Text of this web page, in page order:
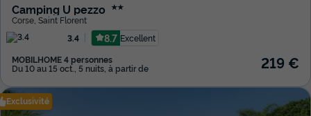
Camping U pezzo ★★
Corse Saint Florent
3.4
8.7 Excellent
MOBILHOME 4 personnes
Du 10 au 15 oct., 5 nuits, à partir de 219 €
Exclusivité